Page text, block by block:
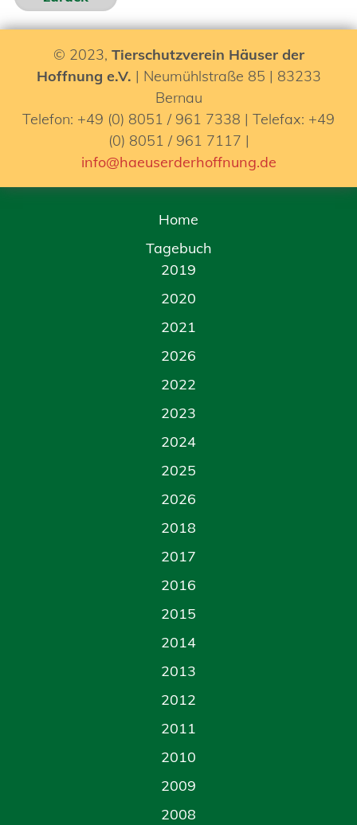
© 2023, Tierschutzverein Häuser der
Hoffnung e.V. | Neumühlstraße 85 | 83233
Bernau
Telefon: +49 (0) 8051 / 961 7338 | Telefax: +49
(0) 8051 / 961 7117 |
info@haeuserderhoffnung.de
Home
Tagebuch
2019
2020
2021
2026
2022
2023
2024
2025
2026
2018
2017
2016
2015
2014
2013
2012
2011
2010
2009
2008